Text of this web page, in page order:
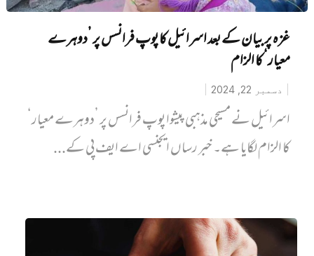
غزہ پر بیان کے بعد اسرائیل کا پوپ فرانسس پر ’دوہرے
معیار‘ کا الزام
دسمبر 22, 2024
اسرائیل نے مسیحی مذہبی پیشوا پوپ فرانسس پر ’دوہرے معیار‘
کا الزام لگایا ہے۔ خبر رساں ایجنسی اے ایف پی کے...